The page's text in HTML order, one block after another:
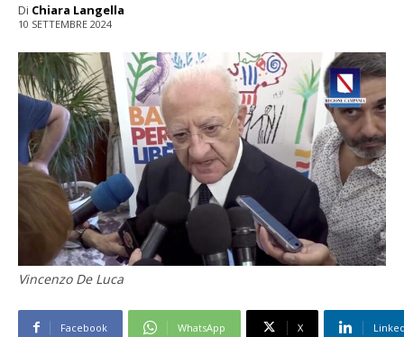
Di Chiara Langella
10 SETTEMBRE 2024
Vincenzo De Luca
Facebook WhatsApp X